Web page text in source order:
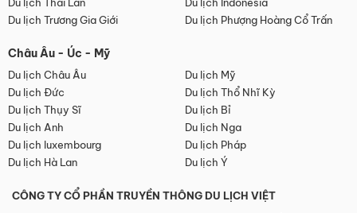
Du lịch Trương Gia Giới
Du lịch Phượng Hoàng Cổ Trấn
Châu Âu - Úc - Mỹ
Du lịch Châu Âu
Du lịch Mỹ
Du lịch Đức
Du lịch Thổ Nhĩ Kỳ
Du lịch Thụy Sĩ
Du lịch Bỉ
Du lịch Anh
Du lịch Nga
Du lịch luxembourg
Du lịch Pháp
Du lịch Hà Lan
Du lịch Ý
CÔNG TY CỔ PHẦN TRUYỀN THÔNG DU LỊCH VIỆT